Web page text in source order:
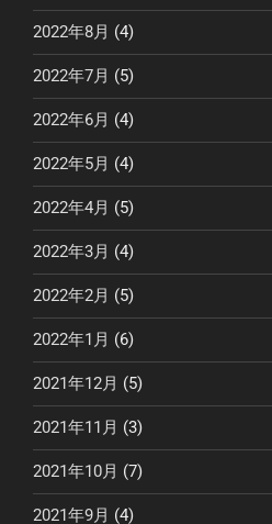
2022年8月 (4)
2022年7月 (5)
2022年6月 (4)
2022年5月 (4)
2022年4月 (5)
2022年3月 (4)
2022年2月 (5)
2022年1月 (6)
2021年12月 (5)
2021年11月 (3)
2021年10月 (7)
2021年9月 (4)